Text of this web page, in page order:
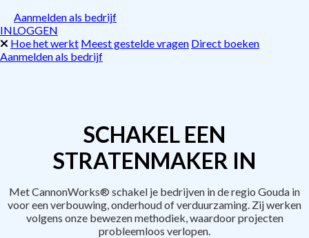
Aanmelden als bedrijf
INLOGGEN
Hoe het werkt Meest gestelde vragen Direct boeken
Aanmelden als bedrijf
SCHAKEL EEN
STRATENMAKER IN
Met CannonWorks® schakel je bedrijven in de regio Gouda in
voor een verbouwing, onderhoud of verduurzaming. Zij werken
volgens onze bewezen methodiek, waardoor projecten
probleemloos verlopen.